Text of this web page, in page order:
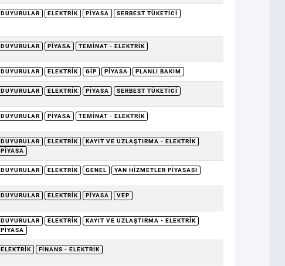
DUYURULAR ELEKTRIK PIYASA SERBEST TÜKETICI
DUYURULAR PIYASA TEMINAT - ELEKTRIK
DUYURULAR ELEKTRIK GİP PIYASA PLANLI BAKIM
DUYURULAR ELEKTRIK PIYASA SERBEST TÜKETICI
DUYURULAR PIYASA TEMINAT - ELEKTRIK
DUYURULAR ELEKTRIK
KAYIT VE UZLAŞTIRMA - ELEKTRIK
PIYASA
DUYURULAR ELEKTRIK GENEL YAN HIZMETLER PIYASASI
DUYURULAR ELEKTRIK PIYASA VEP
DUYURULAR ELEKTRIK
KAYIT VE UZLAŞTIRMA - ELEKTRIK
PIYASA
ELEKTRIK FINANS - ELEKTRIK